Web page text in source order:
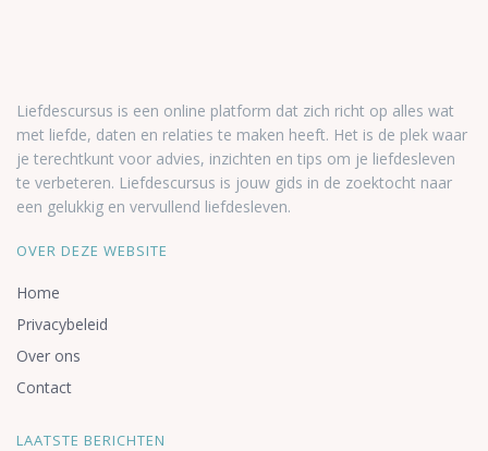
Liefdescursus is een online platform dat zich richt op alles wat
met liefde, daten en relaties te maken heeft. Het is de plek waar
je terechtkunt voor advies, inzichten en tips om je liefdesleven
te verbeteren. Liefdescursus is jouw gids in de zoektocht naar
een gelukkig en vervullend liefdesleven.
OVER DEZE WEBSITE
Home
Privacybeleid
Over ons
Contact
LAATSTE BERICHTEN